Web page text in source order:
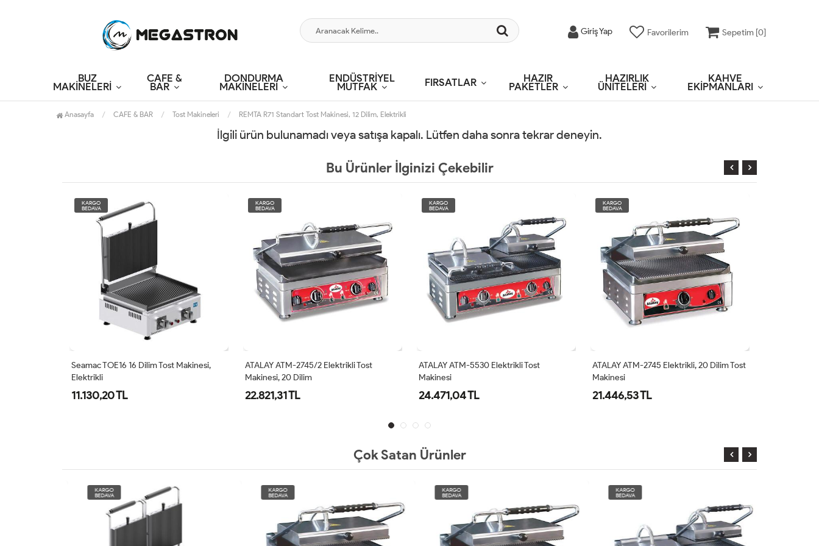
Giriş Yap Favorilerim Sepetim [0]
BUZ
MAKİNELERİ
CAFE &
BAR
DONDURMA
MAKİNELERİ
ENDÜSTRİYEL
MUTFAK FIRSATLAR HAZIR
PAKETLER
HAZIRLIK
ÜNİTELERİ
KAHVE
EKİPMANLARI
Anasayfa CAFE & BAR Tost Makineleri REMTA R71 Standart Tost Makinesi, 12 Dilim, Elektrikli
İlgili ürün bulunamadı veya satışa kapalı. Lütfen daha sonra tekrar deneyin.
Bu Ürünler İlginizi Çekebilir
KARGO
BEDAVA
Seamac TOE16 16 Dilim Tost Makinesi,
Elektrikli
11.130,20 TL
KARGO
BEDAVA
ATALAY ATM-2745/2 Elektrikli Tost
Makinesi, 20 Dilim
22.821,31 TL
KARGO
BEDAVA
ATALAY ATM-5530 Elektrikli Tost
Makinesi
24.471,04 TL
KARGO
BEDAVA
ATALAY ATM-2745 Elektrikli, 20 Dilim Tost
Makinesi
21.446,53 TL
Çok Satan Ürünler
KARGO
BEDAVA
KARGO
BEDAVA
KARGO
BEDAVA
KARGO
BEDAVA